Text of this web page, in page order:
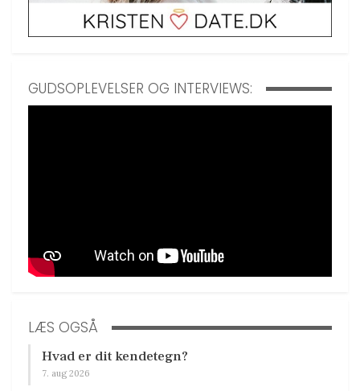
GUDSOPLEVELSER OG INTERVIEWS:
LÆS OGSÅ
Hvad er dit kendetegn?
7. aug 2026